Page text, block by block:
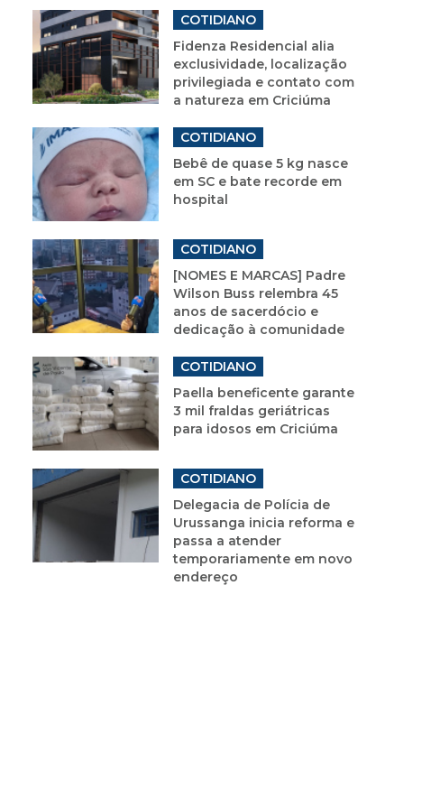
COTIDIANO
Fidenza Residencial alia
exclusividade, localização
privilegiada e contato com
a natureza em Criciúma
COTIDIANO
Bebê de quase 5 kg nasce
em SC e bate recorde em
hospital
COTIDIANO
[NOMES E MARCAS] Padre
Wilson Buss relembra 45
anos de sacerdócio e
dedicação à comunidade
COTIDIANO
Paella beneficente garante
3 mil fraldas geriátricas
para idosos em Criciúma
COTIDIANO
Delegacia de Polícia de
Urussanga inicia reforma e
passa a atender
temporariamente em novo
endereço